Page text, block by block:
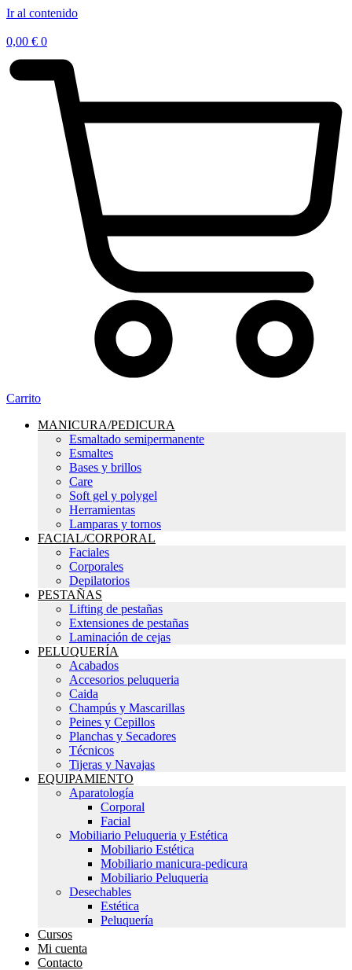
Ir al contenido
0,00 € 0
Carrito
MANICURA/PEDICURA
Esmaltado semipermanente
Esmaltes
Bases y brillos
Care
Soft gel y polygel
Herramientas
Lamparas y tornos
FACIAL/CORPORAL
Faciales
Corporales
Depilatorios
PESTAÑAS
Lifting de pestañas
Extensiones de pestañas
Laminación de cejas
PELUQUERÍA
Acabados
Accesorios peluqueria
Caida
Champús y Mascarillas
Peines y Cepillos
Planchas y Secadores
Técnicos
Tijeras y Navajas
EQUIPAMIENTO
Aparatología
Corporal
Facial
Mobiliario Peluqueria y Estética
Mobiliario Estética
Mobiliario manicura-pedicura
Mobiliario Peluqueria
Desechables
Estética
Peluquería
Cursos
Mi cuenta
Contacto